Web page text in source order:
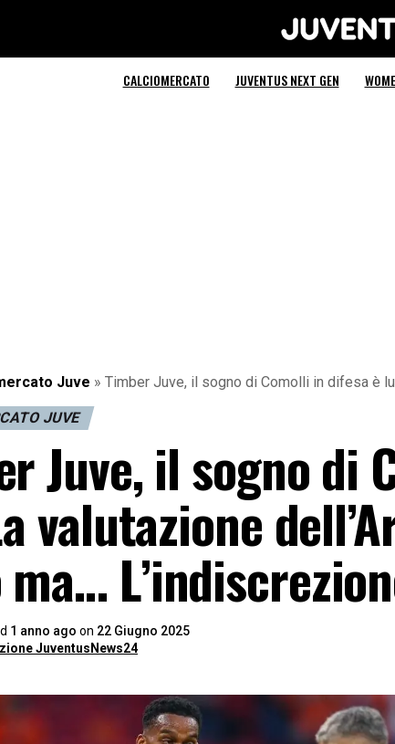
CALCIOMERCATO JUVENTUS NEXT GEN
Juve » Timber Juve, il sogno di Comolli in difesa è
JUVE
Juve, il sogno di
valutazione
1 anno ago on 22 Giugno 2025
JuventusNews24